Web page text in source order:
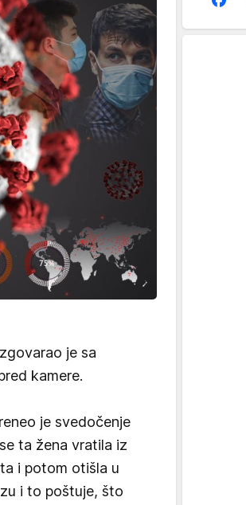
je sa
kamere.
je svedočenje
ta žena vratila iz
i potom otišla u
i to poštuje, što